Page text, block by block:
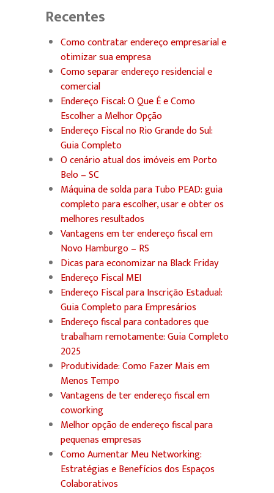
Recentes
Como contratar endereço empresarial e
otimizar sua empresa
Como separar endereço residencial e
comercial
Endereço Fiscal: O Que É e Como
Escolher a Melhor Opção
Endereço Fiscal no Rio Grande do Sul:
Guia Completo
O cenário atual dos imóveis em Porto
Belo – SC
Máquina de solda para Tubo PEAD: guia
completo para escolher, usar e obter os
melhores resultados
Vantagens em ter endereço fiscal em
Novo Hamburgo – RS
Dicas para economizar na Black Friday
Endereço Fiscal MEI
Endereço Fiscal para Inscrição Estadual:
Guia Completo para Empresários
Endereço fiscal para contadores que
trabalham remotamente: Guia Completo
2025
Produtividade: Como Fazer Mais em
Menos Tempo
Vantagens de ter endereço fiscal em
coworking
Melhor opção de endereço fiscal para
pequenas empresas
Como Aumentar Meu Networking:
Estratégias e Benefícios dos Espaços
Colaborativos